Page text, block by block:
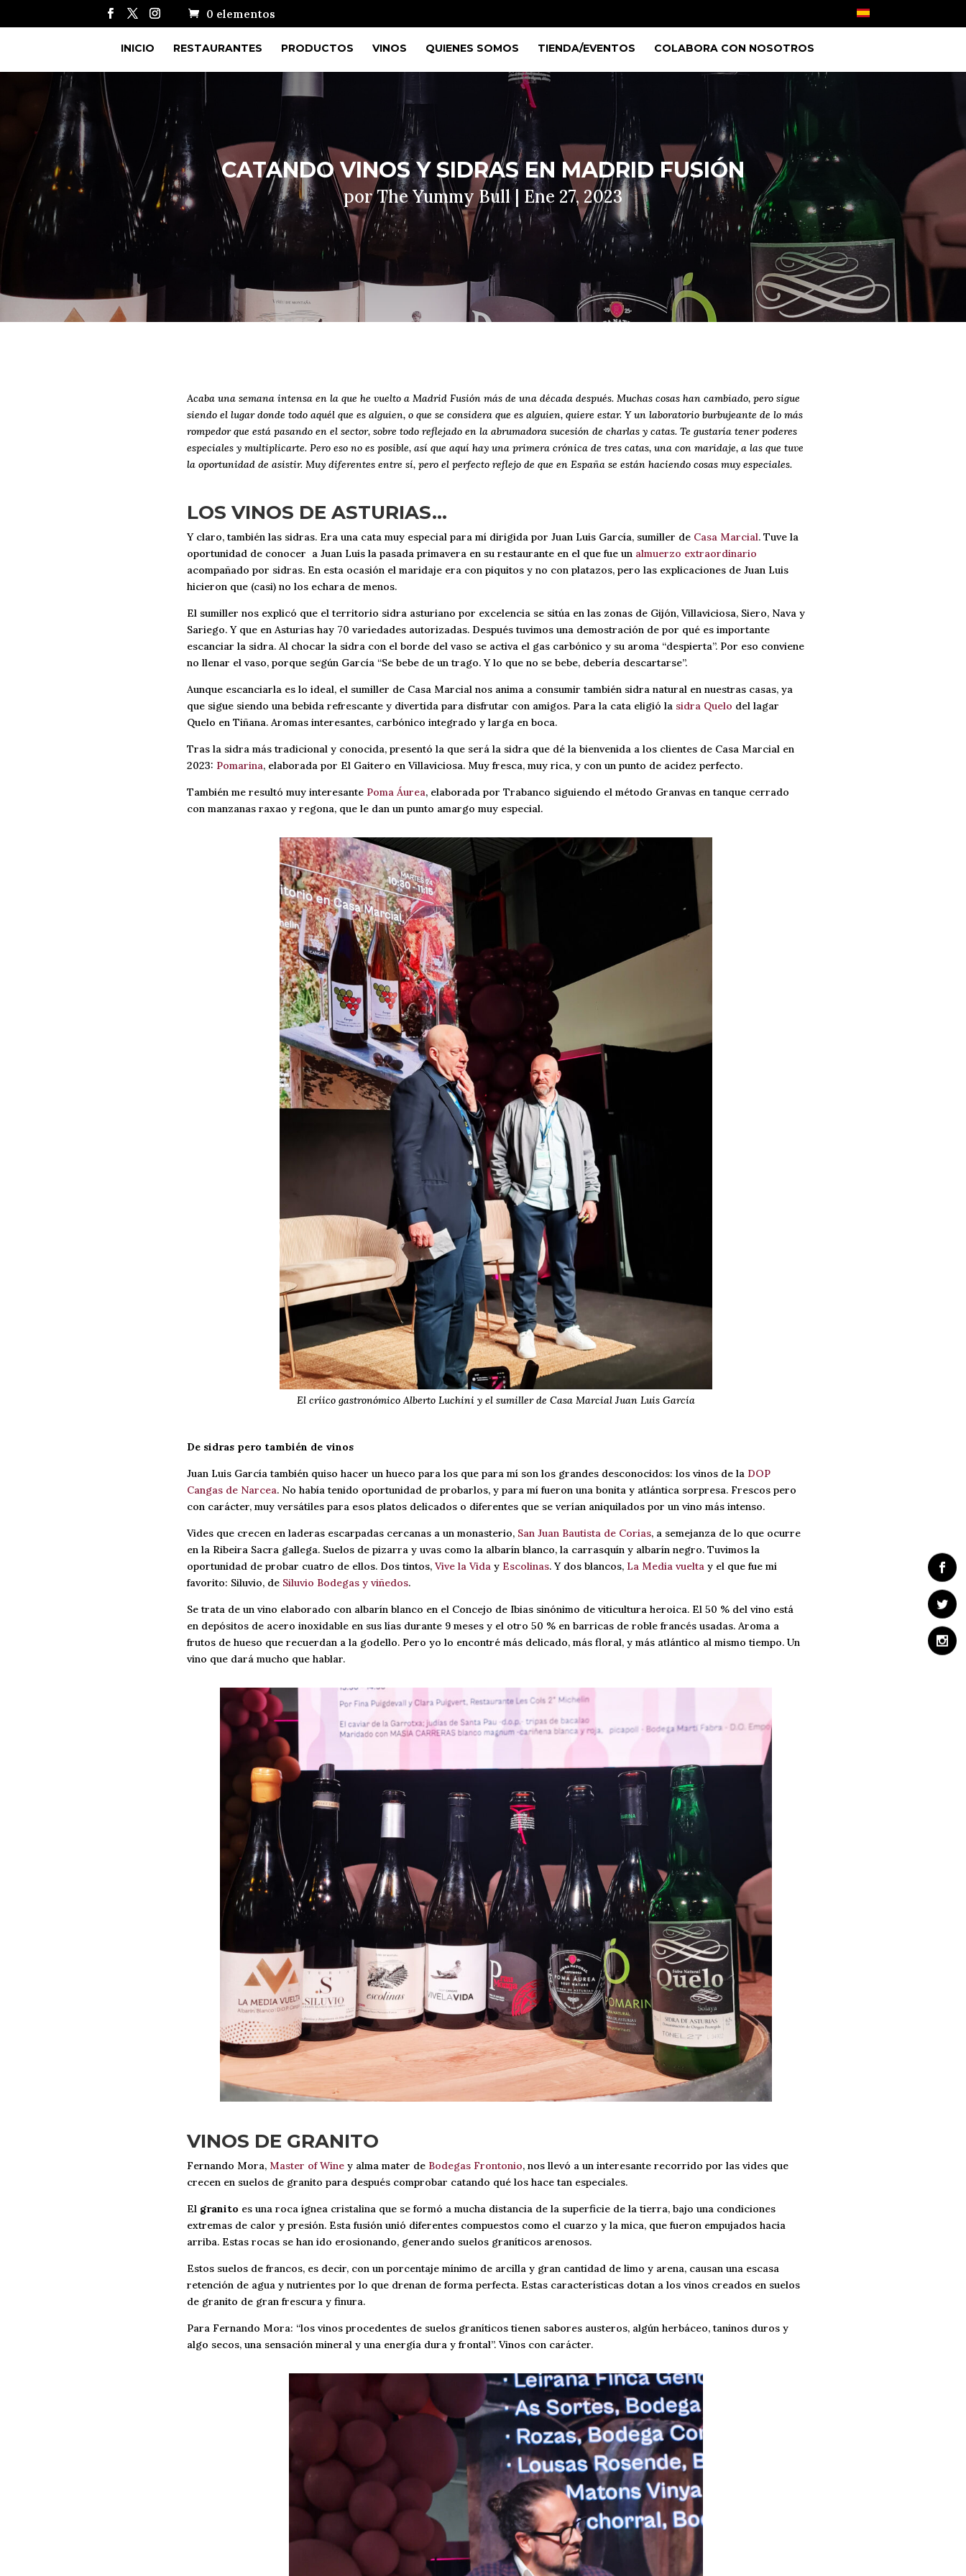
0 elementos
INICIO RESTAURANTES PRODUCTOS VINOS QUIENES SOMOS TIENDA/EVENTOS COLABORA CON NOSOTROS
CATANDO VINOS Y SIDRAS EN MADRID FUSIÓN
porThe Yummy Bull| Ene 27, 2023
Acaba una semana intensa en la que he vuelto a Madrid Fusión más de una década después. Muchas cosas han cambiado, pero sigue
siendo el lugar donde todo aquél que es alguien, o que se considera que es alguien, quiere estar. Y un laboratorio burbujeante de lo más
rompedor que está pasando en el sector, sobre todo reflejado en la abrumadora sucesión de charlas y catas. Te gustaría tener poderes
especiales y multiplicarte. Pero eso no es posible, así que aquí hay una primera crónica de tres catas, una con maridaje, a las que tuve
la oportunidad de asistir. Muy diferentes entre sí, pero el perfecto reflejo de que en España se están haciendo cosas muy especiales.
LOS VINOS DE ASTURIAS…
Y claro, también las sidras. Era una cata muy especial para mí dirigida por Juan Luis García, sumiller de Casa Marcial. Tuve la
oportunidad de conocer a Juan Luis la pasada primavera en su restaurante en el que fue un almuerzo extraordinario
acompañado por sidras. En esta ocasión el maridaje era con piquitos y no con platazos, pero las explicaciones de Juan Luis
hicieron que (casi) no los echara de menos.
El sumiller nos explicó que el territorio sidra asturiano por excelencia se sitúa en las zonas de Gijón, Villaviciosa, Siero, Nava y
Sariego. Y que en Asturias hay 70 variedades autorizadas. Después tuvimos una demostración de por qué es importante
escanciar la sidra. Al chocar la sidra con el borde del vaso se activa el gas carbónico y su aroma “despierta”. Por eso conviene
no llenar el vaso, porque según García “Se bebe de un trago. Y lo que no se bebe, debería descartarse”.
Aunque escanciarla es lo ideal, el sumiller de Casa Marcial nos anima a consumir también sidra natural en nuestras casas, ya
que sigue siendo una bebida refrescante y divertida para disfrutar con amigos. Para la cata eligió la sidra Quelo del lagar
Quelo en Tiñana. Aromas interesantes, carbónico integrado y larga en boca.
Tras la sidra más tradicional y conocida, presentó la que será la sidra que dé la bienvenida a los clientes de Casa Marcial en
2023: Pomarina, elaborada por El Gaitero en Villaviciosa. Muy fresca, muy rica, y con un punto de acidez perfecto.
También me resultó muy interesante Poma Áurea, elaborada por Trabanco siguiendo el método Granvas en tanque cerrado
con manzanas raxao y regona, que le dan un punto amargo muy especial.
El críico gastronómico Alberto Luchini y el sumiller de Casa Marcial Juan Luis García
De sidras pero también de vinos
Juan Luis García también quiso hacer un hueco para los que para mí son los grandes desconocidos: los vinos de la DOP
Cangas de Narcea. No había tenido oportunidad de probarlos, y para mí fueron una bonita y atlántica sorpresa. Frescos pero
con carácter, muy versátiles para esos platos delicados o diferentes que se verían aniquilados por un vino más intenso.
Vides que crecen en laderas escarpadas cercanas a un monasterio, San Juan Bautista de Corias, a semejanza de lo que ocurre
en la Ribeira Sacra gallega. Suelos de pizarra y uvas como la albarín blanco, la carrasquín y albarín negro. Tuvimos la
oportunidad de probar cuatro de ellos. Dos tintos, Vive la Vida y Escolinas. Y dos blancos, La Media vueltay el que fue mi
favorito: Siluvio, de Siluvio Bodegas y viñedos.
Se trata de un vino elaborado con albarín blanco en el Concejo de Ibias sinónimo de viticultura heroica. El 50 % del vino está
en depósitos de acero inoxidable en sus lías durante 9 meses y el otro 50 % en barricas de roble francés usadas. Aroma a
frutos de hueso que recuerdan a la godello. Pero yo lo encontré más delicado, más floral, y más atlántico al mismo tiempo. Un
vino que dará mucho que hablar.
VINOS DE GRANITO
Fernando Mora, Master of Winey alma mater de Bodegas Frontonio, nos llevó a un interesante recorrido por las vides que
crecen en suelos de granito para después comprobar catando qué los hace tan especiales.
El granito es una roca ígnea cristalina que se formó a mucha distancia de la superficie de la tierra, bajo una condiciones
extremas de calor y presión. Esta fusión unió diferentes compuestos como el cuarzo y la mica, que fueron empujados hacia
arriba. Estas rocas se han ido erosionando, generando suelos graníticos arenosos.
Estos suelos de francos, es decir, con un porcentaje mínimo de arcilla y gran cantidad de limo y arena, causan una escasa
retención de agua y nutrientes por lo que drenan de forma perfecta. Estas características dotan a los vinos creados en suelos
de granito de gran frescura y finura.
Para Fernando Mora: “los vinos procedentes de suelos graníticos tienen sabores austeros, algún herbáceo, taninos duros y
algo secos, una sensación mineral y una energía dura y frontal”. Vinos con carácter.